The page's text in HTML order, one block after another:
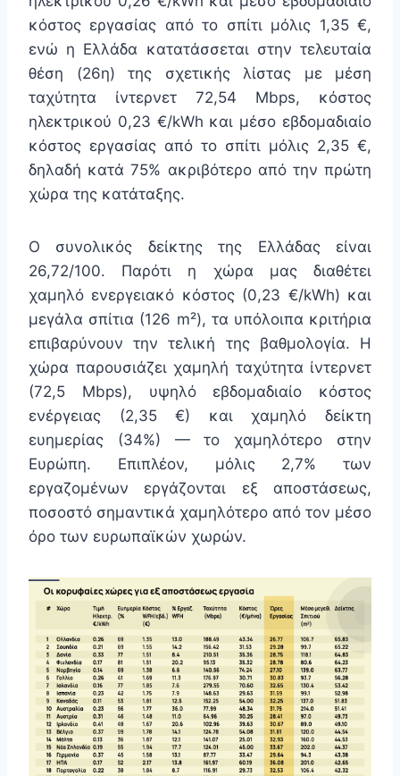
κόστος εργασίας από το σπίτι μόλις 1,35 €,
ενώ η Ελλάδα κατατάσσεται στην τελευταία
θέση (26η) της σχετικής λίστας με μέση
ταχύτητα ίντερνετ 72,54 Mbps, κόστος
ηλεκτρικού 0,23 €/kWh και μέσο εβδομαδιαίο
κόστος εργασίας από το σπίτι μόλις 2,35 €,
δηλαδή κατά 75% ακριβότερο από την πρώτη
χώρα της κατάταξης.
Ο συνολικός δείκτης της Ελλάδας είναι
26,72/100. Παρότι η χώρα μας διαθέτει
χαμηλό ενεργειακό κόστος (0,23 €/kWh) και
μεγάλα σπίτια (126 m²), τα υπόλοιπα κριτήρια
επιβαρύνουν την τελική της βαθμολογία. Η
χώρα παρουσιάζει χαμηλή ταχύτητα ίντερνετ
(72,5 Mbps), υψηλό εβδομαδιαίο κόστος
ενέργειας (2,35 €) και χαμηλό δείκτη
ευημερίας (34%) — το χαμηλότερο στην
Ευρώπη. Επιπλέον, μόλις 2,7% των
εργαζομένων εργάζονται εξ αποστάσεως,
ποσοστό σημαντικά χαμηλότερο από τον μέσο
όρο των ευρωπαϊκών χωρών.